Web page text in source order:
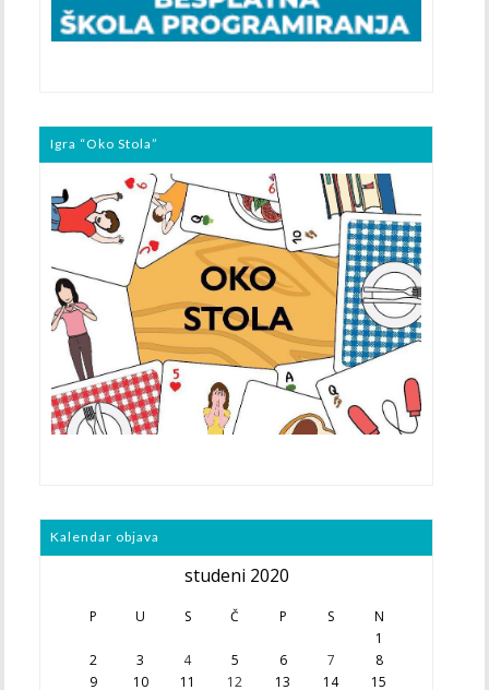
Igra “Oko Stola”
Kalendar objava
studeni 2020
P U S Č P S N
1
2
3 4 5 6 7
8
9
10 11 12 13 14
15